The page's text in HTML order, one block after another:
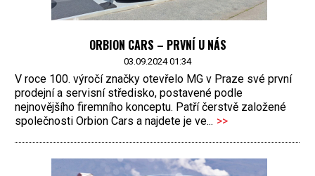
ORBION CARS – PRVNÍ U NÁS
03.09.2024 01:34
V roce 100. výročí značky otevřelo MG v Praze své první
prodejní a servisní středisko, postavené podle
nejnovějšího firemního konceptu. Patří čerstvě založené
společnosti Orbion Cars a najdete je ve... >>